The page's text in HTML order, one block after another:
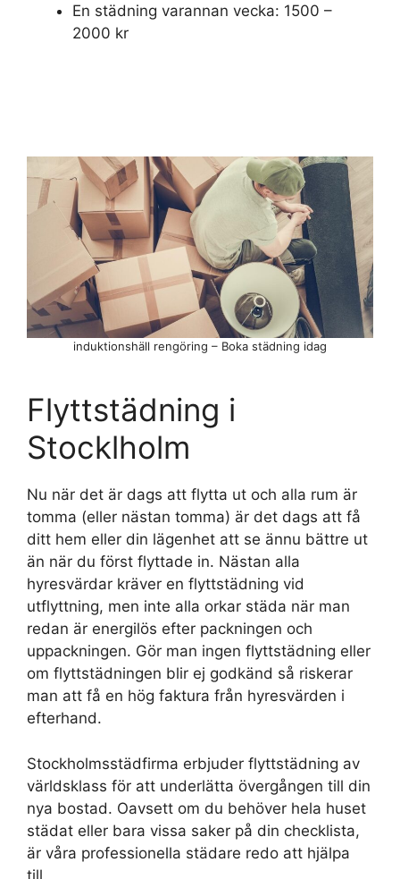
En städning varannan vecka: 1500 –
2000 kr
Flyttstädning i
Stocklholm
Nu när det är dags att flytta ut och alla rum är
tomma (eller nästan tomma) är det dags att få
ditt hem eller din lägenhet att se ännu bättre ut
än när du först flyttade in. Nästan alla
hyresvärdar kräver en flyttstädning vid
utflyttning, men inte alla orkar städa när man
redan är energilös efter packningen och
uppackningen. Gör man ingen flyttstädning eller
om flyttstädningen blir ej godkänd så riskerar
man att få en hög faktura från hyresvärden i
efterhand.
Stockholmsstädfirma erbjuder flyttstädning av
världsklass för att underlätta övergången till din
nya bostad. Oavsett om du behöver hela huset
städat eller bara vissa saker på din checklista,
är våra professionella städare redo att hjälpa
till.
induktionshäll rengöring – Boka städning idag